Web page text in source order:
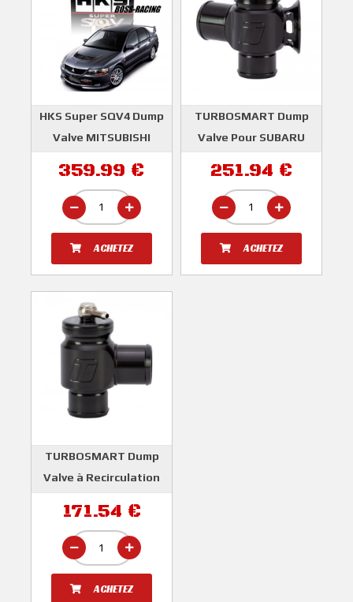
HKS Super SQV4 Dump
Valve MITSUBISHI
7-9
HKS
359.99 €
ACHETEZ
TURBOSMART Dump
Valve Pour SUBARU
et MITSUBISHI LANCER
EVOLUTION 7/8/9/10
TURBOSMART
251.94 €
ACHETEZ
TURBOSMART Dump
Valve à Recirculation
LANCER EVOLUTION
7/8/9/10
TURBOSMART
171.54 €
ACHETEZ